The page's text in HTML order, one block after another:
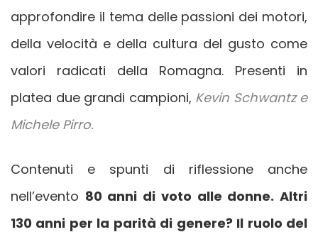
approfondire il tema delle passioni dei motori,
della velocità e della cultura del gusto come
valori radicati della Romagna. Presenti in
platea due grandi campioni, Kevin Schwantz e
Michele Pirro.
Contenuti e spunti di riflessione anche
nell’evento 80 anni di voto alle donne. Altri
130 anni per la parità di genere? Il ruolo del